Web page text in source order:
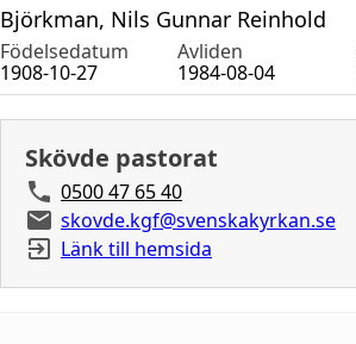
Björkman, Nils Gunnar Reinhold
Födelsedatum Avliden
1908-10-27
1984-08-04
Skövde pastorat
0500 47 65 40
skovde.kgf@svenskakyrkan.se
Länk till hemsida